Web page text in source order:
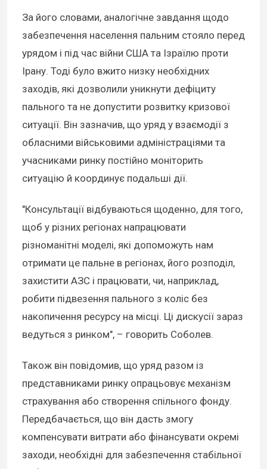
За його словами, аналогічне завдання щодо
забезпечення населення пальним стояло перед
урядом і під час війни США та Ізраїлю проти
Ірану. Тоді було вжито низку необхідних
заходів, які дозволили уникнути дефіциту
пального та не допустити розвитку кризової
ситуації. Він зазначив, що уряд у взаємодії з
обласними військовими адміністраціями та
учасниками ринку постійно моніторить
ситуацію й координує подальші дії.
"Консультації відбуваються щоденно, для того,
щоб у різних регіонах напрацювати
різноманітні моделі, які допоможуть нам
отримати це пальне в регіонах, його розподіл,
захистити АЗС і працювати, чи, наприклад,
робити підвезення пального з коліс без
накопичення ресурсу на місці. Ці дискусії зараз
ведуться з ринком", – говорить Соболев.
Також він повідомив, що уряд разом із
представниками ринку опрацьовує механізм
страхування або створення спільного фонду.
Передбачається, що він дасть змогу
компенсувати витрати або фінансувати окремі
заходи, необхідні для забезпечення стабільної